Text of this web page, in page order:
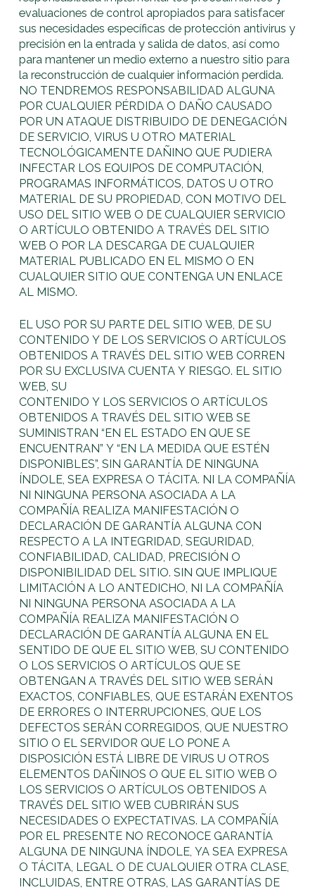
evaluaciones de control apropiados para satisfacer
sus necesidades específicas de protección antivirus y
precisión en la entrada y salida de datos, así como
para mantener un medio externo a nuestro sitio para
la reconstrucción de cualquier información perdida.
NO TENDREMOS RESPONSABILIDAD ALGUNA
POR CUALQUIER PÉRDIDA O DAÑO CAUSADO
POR UN ATAQUE DISTRIBUIDO DE DENEGACIÓN
DE SERVICIO, VIRUS U OTRO MATERIAL
TECNOLÓGICAMENTE DAÑINO QUE PUDIERA
INFECTAR LOS EQUIPOS DE COMPUTACIÓN,
PROGRAMAS INFORMÁTICOS, DATOS U OTRO
MATERIAL DE SU PROPIEDAD, CON MOTIVO DEL
USO DEL SITIO WEB O DE CUALQUIER SERVICIO
O ARTÍCULO OBTENIDO A TRAVÉS DEL SITIO
WEB O POR LA DESCARGA DE CUALQUIER
MATERIAL PUBLICADO EN EL MISMO O EN
CUALQUIER SITIO QUE CONTENGA UN ENLACE
AL MISMO.
EL USO POR SU PARTE DEL SITIO WEB, DE SU
CONTENIDO Y DE LOS SERVICIOS O ARTÍCULOS
OBTENIDOS A TRAVÉS DEL SITIO WEB CORREN
POR SU EXCLUSIVA CUENTA Y RIESGO. EL SITIO
WEB, SU
CONTENIDO Y LOS SERVICIOS O ARTÍCULOS
OBTENIDOS A TRAVÉS DEL SITIO WEB SE
SUMINISTRAN “EN EL ESTADO EN QUE SE
ENCUENTRAN” Y “EN LA MEDIDA QUE ESTÉN
DISPONIBLES”, SIN GARANTÍA DE NINGUNA
ÍNDOLE, SEA EXPRESA O TÁCITA. NI LA COMPAÑÍA
NI NINGUNA PERSONA ASOCIADA A LA
COMPAÑÍA REALIZA MANIFESTACIÓN O
DECLARACIÓN DE GARANTÍA ALGUNA CON
RESPECTO A LA INTEGRIDAD, SEGURIDAD,
CONFIABILIDAD, CALIDAD, PRECISIÓN O
DISPONIBILIDAD DEL SITIO. SIN QUE IMPLIQUE
LIMITACIÓN A LO ANTEDICHO, NI LA COMPAÑÍA
NI NINGUNA PERSONA ASOCIADA A LA
COMPAÑÍA REALIZA MANIFESTACIÓN O
DECLARACIÓN DE GARANTÍA ALGUNA EN EL
SENTIDO DE QUE EL SITIO WEB, SU CONTENIDO
O LOS SERVICIOS O ARTÍCULOS QUE SE
OBTENGAN A TRAVÉS DEL SITIO WEB SERÁN
EXACTOS, CONFIABLES, QUE ESTARÁN EXENTOS
DE ERRORES O INTERRUPCIONES, QUE LOS
DEFECTOS SERÁN CORREGIDOS, QUE NUESTRO
SITIO O EL SERVIDOR QUE LO PONE A
DISPOSICIÓN ESTÁ LIBRE DE VIRUS U OTROS
ELEMENTOS DAÑINOS O QUE EL SITIO WEB O
LOS SERVICIOS O ARTÍCULOS OBTENIDOS A
TRAVÉS DEL SITIO WEB CUBRIRÁN SUS
NECESIDADES O EXPECTATIVAS. LA COMPAÑÍA
POR EL PRESENTE NO RECONOCE GARANTÍA
ALGUNA DE NINGUNA ÍNDOLE, YA SEA EXPRESA
O TÁCITA, LEGAL O DE CUALQUIER OTRA CLASE,
INCLUIDAS, ENTRE OTRAS, LAS GARANTÍAS DE